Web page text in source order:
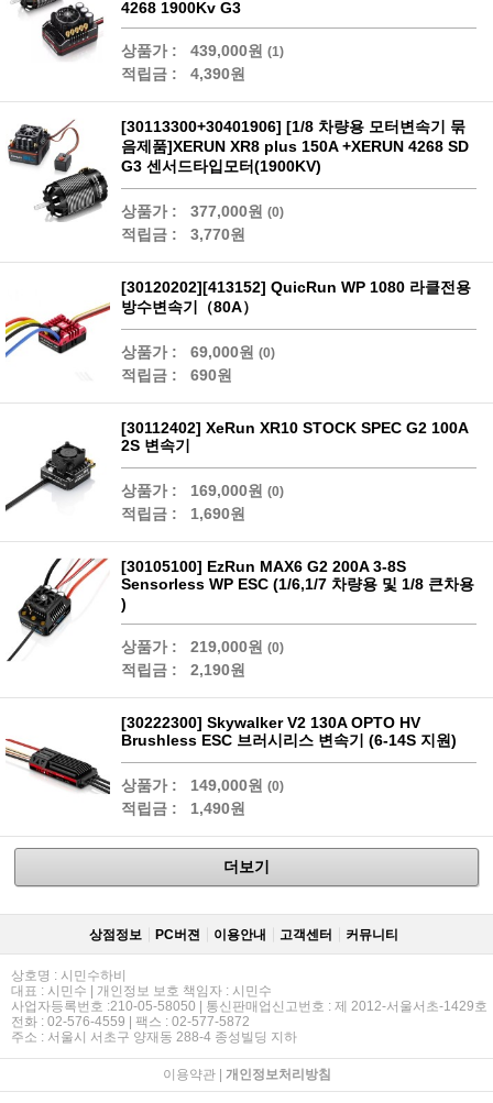
4268 1900Kv G3
상품가 : 439,000원 (1)
적립금 : 4,390원
[30113300+30401906] [1/8 차량용 모터변속기 묶
음제품]XERUN XR8 plus 150A +XERUN 4268 SD
G3 센서드타입모터(1900KV)
상품가 : 377,000원 (0)
적립금 : 3,770원
[30120202][413152] QuicRun WP 1080 라클전용
방수변속기（80A）
상품가 : 69,000원 (0)
적립금 : 690원
[30112402] XeRun XR10 STOCK SPEC G2 100A
2S 변속기
상품가 : 169,000원 (0)
적립금 : 1,690원
[30105100] EzRun MAX6 G2 200A 3-8S
Sensorless WP ESC (1/6,1/7 차량용 및 1/8 큰차용
)
상품가 : 219,000원 (0)
적립금 : 2,190원
[30222300] Skywalker V2 130A OPTO HV
Brushless ESC 브러시리스 변속기 (6-14S 지원)
상품가 : 149,000원 (0)
적립금 : 1,490원
더보기
상점정보 PC버젼 이용안내 고객센터 커뮤니티
상호명 : 시민수하비
대표 : 시민수 | 개인정보 보호 책임자 : 시민수
사업자등록번호 :210-05-58050 | 통신판매업신고번호 : 제 2012-서울서초-1429호
전화 : 02-576-4559 | 팩스 : 02-577-5872
주소 : 서울시 서초구 양재동 288-4 종성빌딩 지하
이용약관| 개인정보처리방침